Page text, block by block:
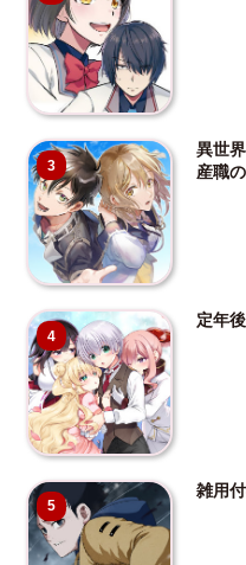
3
異世
産職
4
定年
5
雑用